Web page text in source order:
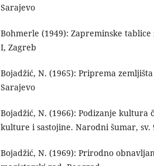
Sarajevo
Bohmerle (1949): Zapreminske
I, Zagreb
Bojadžić, N. (1965): Priprema
Sarajevo
Bojadžić, N. (1966): Podizanje
kulture i sastojine. Narodni šumar, sv.
Bojadžić, N. (1969): Prirodno